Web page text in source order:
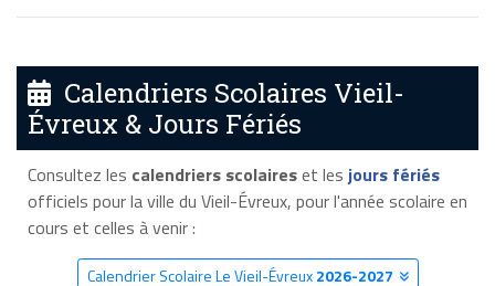
Calendriers Scolaires Vieil-
Évreux & Jours Fériés
Consultez les calendriers scolaireset les jours fériés
officiels pour la ville du Vieil-Évreux, pour l'année scolaire en
cours et celles à venir :
Calendrier Scolaire Le Vieil-Évreux2026-2027